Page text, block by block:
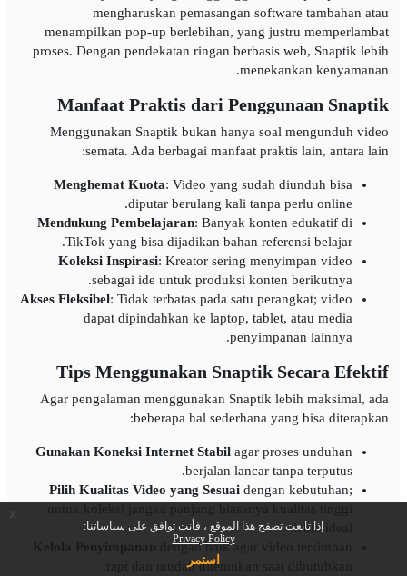
إذا تابعت تصفح هذا الموقع ، فأنت توافق على سياساتنا:
Privacy Policy
استمر
mengharuskan pemasangan software tambahan atau
menampilkan pop-up berlebihan, yang justru memperlambat
proses. Dengan pendekatan ringan berbasis web, Snaptik lebih
menekankan kenyamanan.
Manfaat Praktis dari Penggunaan Snaptik
Menggunakan Snaptik bukan hanya soal mengunduh video
semata. Ada berbagai manfaat praktis lain, antara lain:
Menghemat Kuota: Video yang sudah diunduh bisa
diputar berulang kali tanpa perlu online.
Mendukung Pembelajaran: Banyak konten edukatif di
TikTok yang bisa dijadikan bahan referensi belajar.
Koleksi Inspirasi: Kreator sering menyimpan video
sebagai ide untuk produksi konten berikutnya.
Akses Fleksibel: Tidak terbatas pada satu perangkat; video
dapat dipindahkan ke laptop, tablet, atau media
penyimpanan lainnya.
Tips Menggunakan Snaptik Secara Efektif
Agar pengalaman menggunakan Snaptik lebih maksimal, ada
beberapa hal sederhana yang bisa diterapkan:
Gunakan Koneksi Internet Stabil agar proses unduhan
berjalan lancar tanpa terputus.
Pilih Kualitas Video yang Sesuai dengan kebutuhan;
lebih ideal.
dengan baik agar video tersimpan
rapi dan mudah ditemukan saat dibutuhkan.